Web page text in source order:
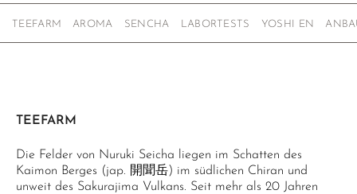
TEEFARM AROMA SENCHA LABORTESTS YOSHI EN
TEEFARM
Die Felder von Nuruki Seicha liegen im Schatten des
Kaimon Berges (jap. 開聞岳) im südlichen Chiran und
unweit des Sakurajima Vulkans. Seit mehr als 20 Jahren